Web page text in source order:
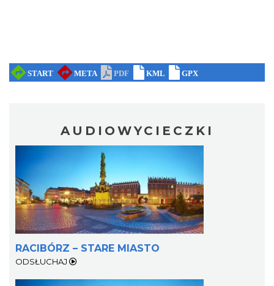
AUDIOWYCIECZKI
RACIBÓRZ – STARE MIASTO
ODSŁUCHAJ